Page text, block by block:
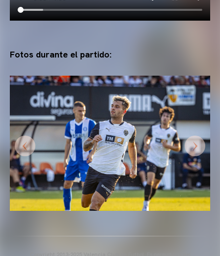
Fotos durante el partido: